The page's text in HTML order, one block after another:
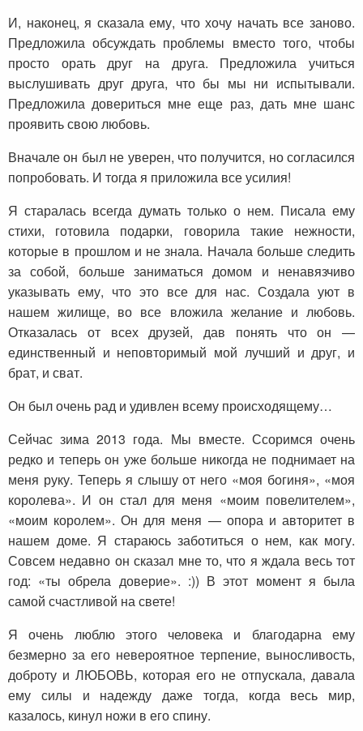
И, наконец, я сказала ему, что хочу начать все заново.
Предложила обсуждать проблемы вместо того, чтобы
просто орать друг на друга. Предложила учиться
выслушивать друг друга, что бы мы ни испытывали.
Предложила довериться мне еще раз, дать мне шанс
проявить свою любовь.
Вначале он был не уверен, что получится, но согласился
попробовать. И тогда я приложила все усилия!
Я старалась всегда думать только о нем. Писала ему
стихи, готовила подарки, говорила такие нежности,
которые в прошлом и не знала. Начала больше следить
за собой, больше заниматься домом и ненавязчиво
указывать ему, что это все для нас. Создала уют в
нашем жилище, во все вложила желание и любовь.
Отказалась от всех друзей, дав понять что он —
единственный и неповторимый мой лучший и друг, и
брат, и сват.
Он был очень рад и удивлен всему происходящему…
Сейчас зима 2013 года. Мы вместе. Ссоримся очень
редко и теперь он уже больше никогда не поднимает на
меня руку. Теперь я слышу от него «моя богиня», «моя
королева». И он стал для меня «моим повелителем»,
«моим королем». Он для меня — опора и авторитет в
нашем доме. Я стараюсь заботиться о нем, как могу.
Совсем недавно он сказал мне то, что я ждала весь тот
год: «ты обрела доверие». :)) В этот момент я была
самой счастливой на свете!
Я очень люблю этого человека и благодарна ему
безмерно за его невероятное терпение, выносливость,
доброту и ЛЮБОВЬ, которая его не отпускала, давала
ему силы и надежду даже тогда, когда весь мир,
казалось, кинул ножи в его спину.